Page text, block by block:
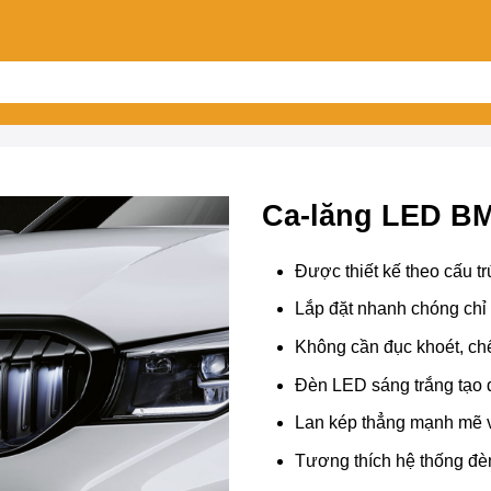
Ca-lăng LED
Được thiết kế theo cấu
Lắp đặt nhanh chóng
Không cần đục khoét,
Đèn LED sáng trắng tạo
Lan kép thẳng mạnh mẽ
Tương thích hệ thống